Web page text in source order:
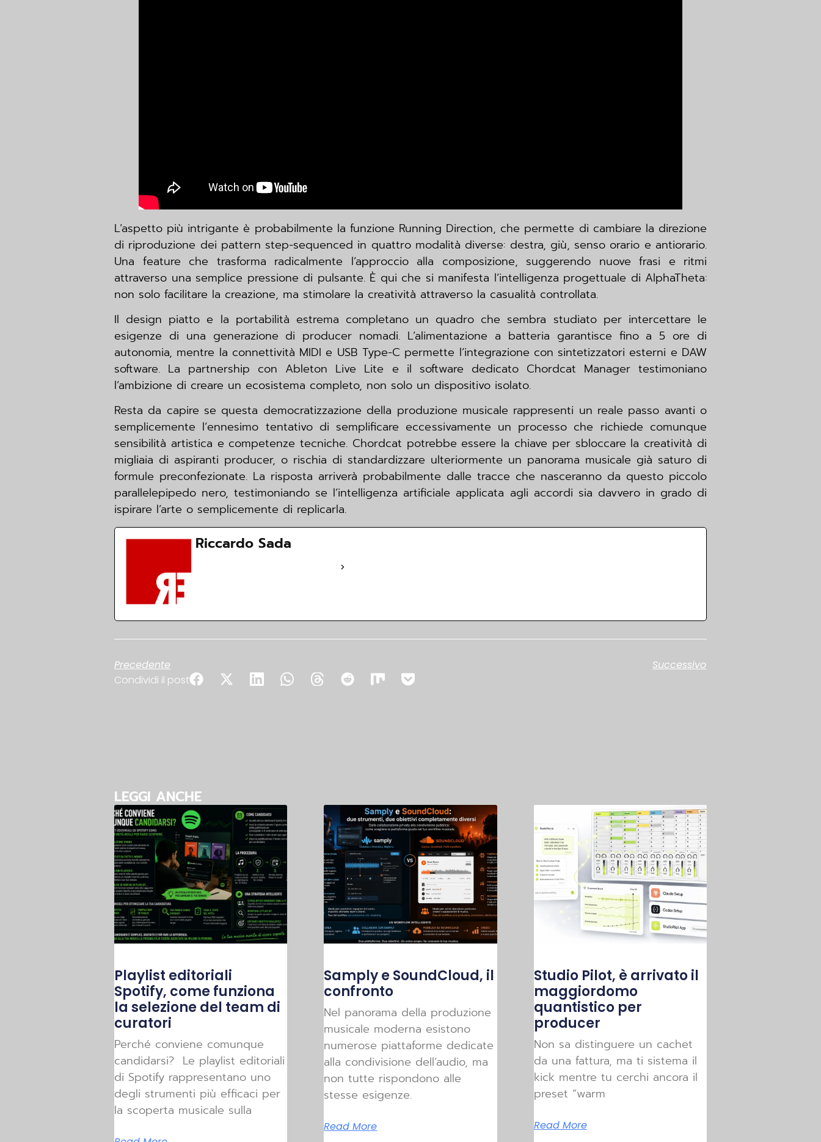
L’aspetto più intrigante è probabilmente la funzione Running Direction, che permette di cambiare la direzione
di riproduzione dei pattern step-sequenced in quattro modalità diverse: destra, giù, senso orario e antiorario.
Una feature che trasforma radicalmente l’approccio alla composizione, suggerendo nuove frasi e ritmi
attraverso una semplice pressione di pulsante. È qui che si manifesta l’intelligenza progettuale di AlphaTheta:
non solo facilitare la creazione, ma stimolare la creatività attraverso la casualità controllata.
Il design piatto e la portabilità estrema completano un quadro che sembra studiato per intercettare le
esigenze di una generazione di producer nomadi. L’alimentazione a batteria garantisce fino a 5 ore di
autonomia, mentre la connettività MIDI e USB Type-C permette l’integrazione con sintetizzatori esterni e DAW
software. La partnership con Ableton Live Lite e il software dedicato Chordcat Manager testimoniano
l’ambizione di creare un ecosistema completo, non solo un dispositivo isolato.
Resta da capire se questa democratizzazione della produzione musicale rappresenti un reale passo avanti o
semplicemente l’ennesimo tentativo di semplificare eccessivamente un processo che richiede comunque
sensibilità artistica e competenze tecniche. Chordcat potrebbe essere la chiave per sbloccare la creatività di
migliaia di aspiranti producer, o rischia di standardizzare ulteriormente un panorama musicale già saturo di
formule preconfezionate. La risposta arriverà probabilmente dalle tracce che nasceranno da questo piccolo
parallelepipedo nero, testimoniando se l’intelligenza artificiale applicata agli accordi sia davvero in grado di
ispirare l’arte o semplicemente di replicarla.
Riccardo Sada
Precedente
Successivo
Condividi il post
LEGGI ANCHE
Playlist editoriali
Spotify, come funziona
la selezione del team di
curatori
Perché conviene comunque
candidarsi? Le playlist editoriali
di Spotify rappresentano uno
degli strumenti più efficaci per
la scoperta musicale sulla
Samply e SoundCloud, il
confronto
Nel panorama della produzione
musicale moderna esistono
numerose piattaforme dedicate
alla condivisione dell’audio, ma
non tutte rispondono alle
stesse esigenze.
Read More
Studio Pilot, è arrivato il
maggiordomo
quantistico per
producer
Non sa distinguere un cachet
da una fattura, ma ti sistema il
kick mentre tu cerchi ancora il
preset “warm
Read More